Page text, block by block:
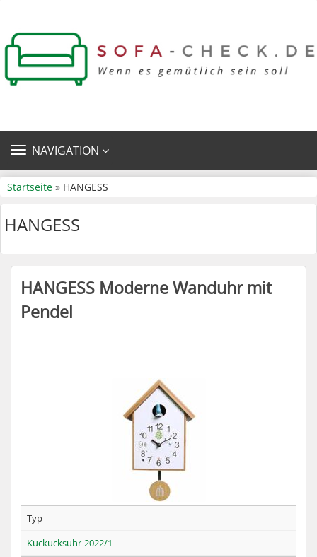
TOGGLE
NAVIGATION
Startseite » HANGESS
HANGESS
HANGESS Moderne Wanduhr mit
Pendel
Typ
Kuckucksuhr-2022/1